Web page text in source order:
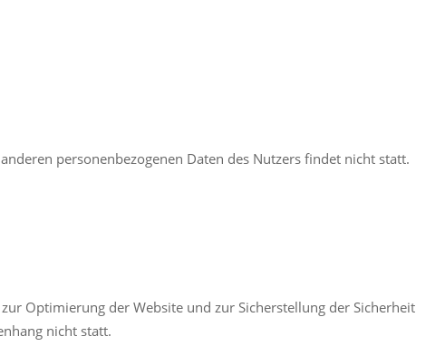
personenbezogenen Daten des Nutzers findet nicht statt.
Optimierung der Website und zur Sicherstellung der Sicherheit
nicht statt.